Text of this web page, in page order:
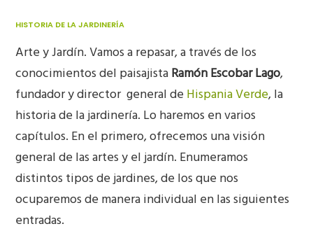
HISTORIA DE LA JARDINERÍA
Arte y Jardín. Vamos a repasar, a través de los
conocimientos del paisajistaRamón Escobar Lago,
fundador y director general de Hispania Verde, la
historia de la jardinería. Lo haremos en varios
capítulos. En el primero, ofrecemos una visión
general de las artes y el jardín. Enumeramos
distintos tipos de jardines, de los que nos
ocuparemos de manera individual en las siguientes
entradas.